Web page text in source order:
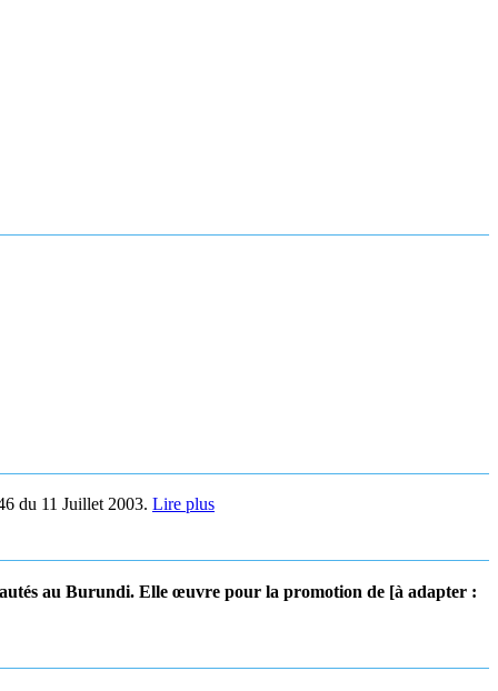
du 11 Juillet 2003. Lire plus
au Burundi. Elle œuvre pour la promotion de [à adapter :